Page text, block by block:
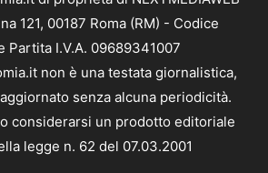
121, 00187 Roma (RM) - Codice
Partita I.V.A. 09689341007
non è una testata giornalistica,
senza alcuna periodicità.
considerarsi un prodotto editoriale
legge n. 62 del 07.03.2001